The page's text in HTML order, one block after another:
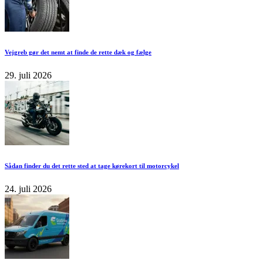
Vejgreb gør det nemt at finde de rette dæk og fælge
29. juli 2026
Sådan finder du det rette sted at tage kørekort til motorcykel
24. juli 2026